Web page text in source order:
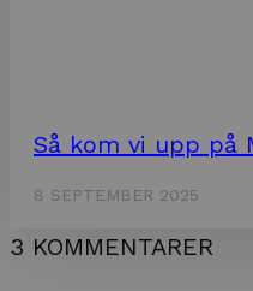
Så kom vi upp på
8 SEPTEMBER 2025
3 KOMMENTARER